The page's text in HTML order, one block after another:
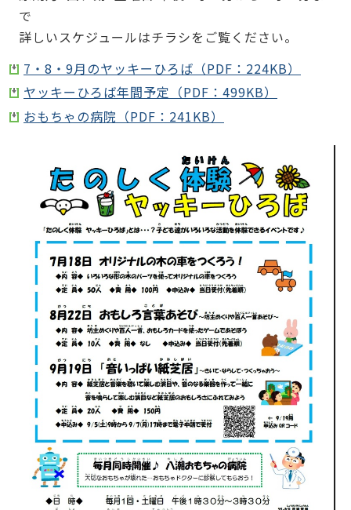
で
詳しいスケジュールはチラシをご覧ください。
7・8・9月のヤッキーひろば（PDF：224KB）
ヤッキーひろば年間予定（PDF：499KB）
おもちゃの病院（PDF：241KB）